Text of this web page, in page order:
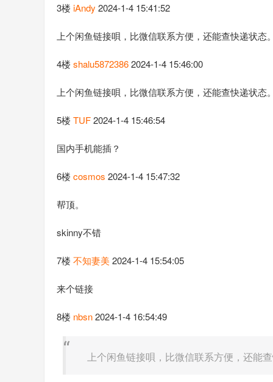
3楼 iAndy 2024-1-4 15:41:52
上个闲鱼链接唄，比微信联系方便，还能查快递状态
4楼 shalu58723862024-1-4 15:46:00
上个闲鱼链接唄，比微信联系方便，还能查快递状态
5楼 TUF2024-1-4 15:46:54
国内手机能插？
6楼 cosmos 2024-1-4 15:47:32
帮顶。
skinny不错
7楼 不知妻美2024-1-4 15:54:05
来个链接
8楼 nbsn2024-1-4 16:54:49
上个闲鱼链接唄，比微信联系方便，还能